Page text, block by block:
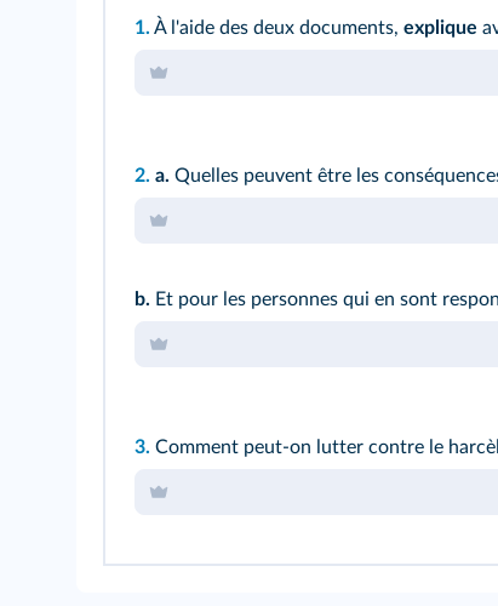
1. À l'aide des deux documents, explique
2. a. Quelles peuvent être les
b. Et pour les personnes qui en sont
3. Comment peut‑on lutter contre le